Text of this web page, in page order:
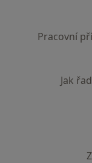
Pracovní
Jak